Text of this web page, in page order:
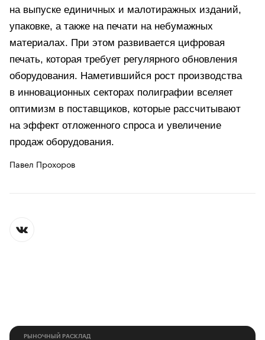
на выпуске единичных и малотиражных изданий,
упаковке, а также на печати на небумажных
материалах. При этом развивается цифровая
печать, которая требует регулярного обновления
оборудования. Наметившийся рост производства
в инновационных секторах полиграфии вселяет
оптимизм в поставщиков, которые рассчитывают
на эффект отложенного спроса и увеличение
продаж оборудования.
Павел Прохоров
РЫНОЧНЫЙ РАСКЛАД